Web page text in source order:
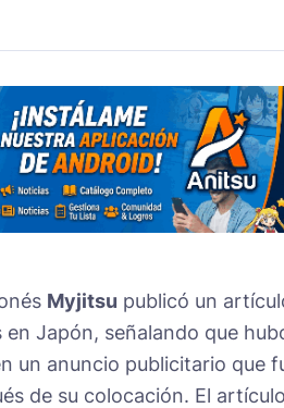
Myjitsu publicó un
Japón, señalando que
un anuncio publicitario que
de su colocación. El